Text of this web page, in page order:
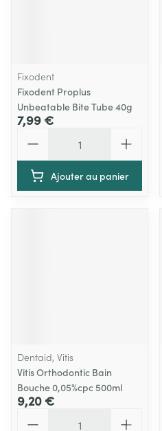
Fixodent
Fixodent Proplus
Unbeatable Bite Tube 40g
7,99 €
Ajouter au panier
Dentaid, Vitis
Vitis Orthodontic Bain
Bouche 0,05%cpc 500ml
9,20 €